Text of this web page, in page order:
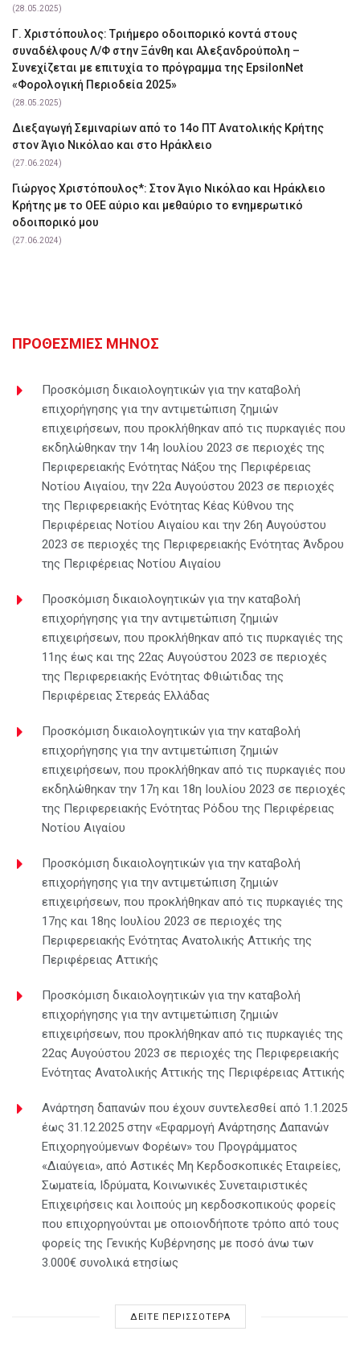
(28.05.2025)
Γ. Χριστόπουλος: Tριήμερο οδοιπορικό κοντά στους
συναδέλφους Λ/Φ στην Ξάνθη και Αλεξανδρούπολη –
Συνεχίζεται με επιτυχία το πρόγραμμα της EpsilonNet
«Φορολογική Περιοδεία 2025»
(28.05.2025)
Διεξαγωγή Σεμιναρίων από το 14ο ΠΤ Ανατολικής Κρήτης
στον Άγιο Νικόλαο και στο Ηράκλειο
(27.06.2024)
Γιώργος Χριστόπουλος*: Στον Άγιο Νικόλαο και Ηράκλειο
Κρήτης με το ΟΕΕ αύριο και μεθαύριο το ενημερωτικό
οδοιπορικό μου
(27.06.2024)
ΠΡΟΘΕΣΜΙΕΣ ΜΗΝΟΣ
Προσκόμιση δικαιολογητικών για την καταβολή
επιχορήγησης για την αντιμετώπιση ζημιών
επιχειρήσεων, που προκλήθηκαν από τις πυρκαγιές που
εκδηλώθηκαν την 14η Ιουλίου 2023 σε περιοχές της
Περιφερειακής Ενότητας Νάξου της Περιφέρειας
Νοτίου Αιγαίου, την 22α Αυγούστου 2023 σε περιοχές
της Περιφερειακής Ενότητας Κέας Κύθνου της
Περιφέρειας Νοτίου Αιγαίου και την 26η Αυγούστου
2023 σε περιοχές της Περιφερειακής Ενότητας Άνδρου
της Περιφέρειας Νοτίου Αιγαίου
Προσκόμιση δικαιολογητικών για την καταβολή
επιχορήγησης για την αντιμετώπιση ζημιών
επιχειρήσεων, που προκλήθηκαν από τις πυρκαγιές της
11ης έως και της 22ας Αυγούστου 2023 σε περιοχές
της Περιφερειακής Ενότητας Φθιώτιδας της
Περιφέρειας Στερεάς Ελλάδας
Προσκόμιση δικαιολογητικών για την καταβολή
επιχορήγησης για την αντιμετώπιση ζημιών
επιχειρήσεων, που προκλήθηκαν από τις πυρκαγιές που
εκδηλώθηκαν την 17η και 18η Ιουλίου 2023 σε περιοχές
της Περιφερειακής Ενότητας Ρόδου της Περιφέρειας
Νοτίου Αιγαίου
Προσκόμιση δικαιολογητικών για την καταβολή
επιχορήγησης για την αντιμετώπιση ζημιών
επιχειρήσεων, που προκλήθηκαν από τις πυρκαγιές της
17ης και 18ης Ιουλίου 2023 σε περιοχές της
Περιφερειακής Ενότητας Ανατολικής Αττικής της
Περιφέρειας Αττικής
Προσκόμιση δικαιολογητικών για την καταβολή
επιχορήγησης για την αντιμετώπιση ζημιών
επιχειρήσεων, που προκλήθηκαν από τις πυρκαγιές της
22ας Αυγούστου 2023 σε περιοχές της Περιφερειακής
Ενότητας Ανατολικής Αττικής της Περιφέρειας Αττικής
Ανάρτηση δαπανών που έχουν συντελεσθεί από 1.1.2025
έως 31.12.2025 στην «Εφαρμογή Ανάρτησης Δαπανών
Επιχορηγούμενων Φορέων» του Προγράμματος
«Διαύγεια», από Αστικές Μη Κερδοσκοπικές Εταιρείες,
Σωματεία, Ιδρύματα, Κοινωνικές Συνεταιριστικές
Επιχειρήσεις και λοιπούς μη κερδοσκοπικούς φορείς
που επιχορηγούνται με οποιονδήποτε τρόπο από τους
φορείς της Γενικής Κυβέρνησης με ποσό άνω των
3.000€ συνολικά ετησίως
ΔΕΙΤΕ ΠΕΡΙΣΣΟΤΕΡΑ